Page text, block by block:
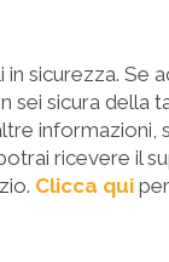
sicurezza. Se
sei sicura della
informazioni,
ricevere il
Clicca qui